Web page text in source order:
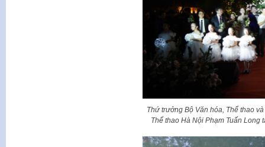
Thứ trưởng Bộ Văn hóa, Thể thao
Thể thao Hà Nội Phạm Tuấn